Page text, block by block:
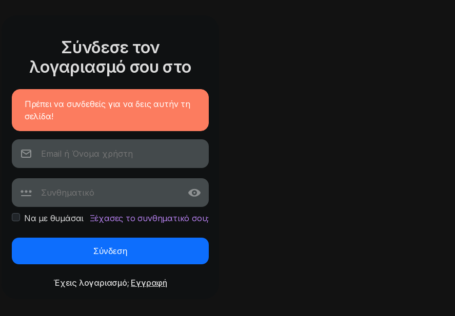
Σύνδεσε τον
λογαριασμό σου στο
Πρέπει να συνδεθείς για να δεις αυτήν τη
σελίδα!
Να με θυμάσαι Ξέχασες το συνθηματικό σου;
Σύνδεση
Έχεις λογαριασμό; Εγγραφή